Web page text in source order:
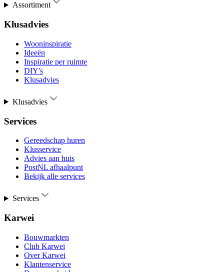
Assortiment
Klusadvies
Wooninspiratie
Ideeën
Inspiratie per ruimte
DIY's
Klusadvies
Klusadvies
Services
Gereedschap huren
Klusservice
Advies aan huis
PostNL afhaalpunt
Bekijk alle services
Services
Karwei
Bouwmarkten
Club Karwei
Over Karwei
Klantenservice